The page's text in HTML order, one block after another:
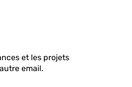
et les projets
email.